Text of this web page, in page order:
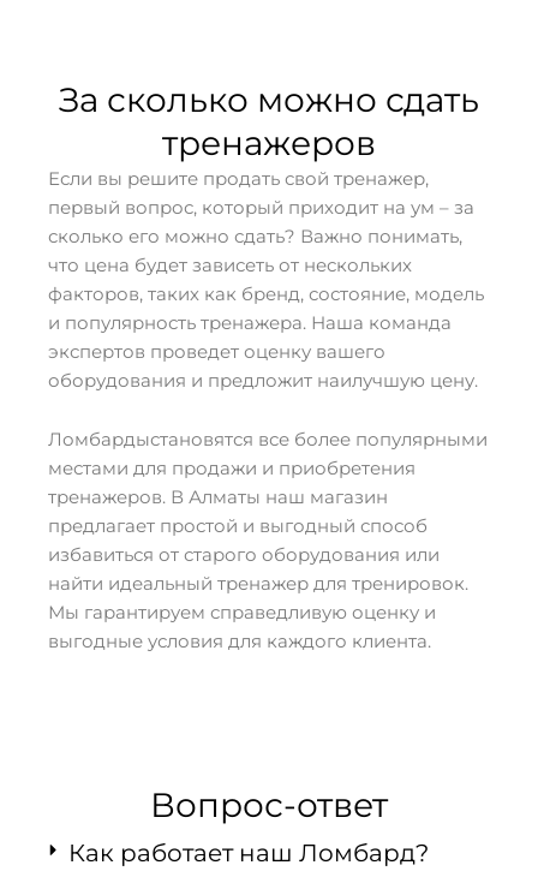
За сколько можно сдать
тренажеров
Если вы решите продать свой тренажер,
первый вопрос, который приходит на ум – за
сколько его можно сдать? Важно понимать,
что цена будет зависеть от нескольких
факторов, таких как бренд, состояние, модель
и популярность тренажера. Наша команда
экспертов проведет оценку вашего
оборудования и предложит наилучшую цену.
Ломбардыстановятся все более популярными
местами для продажи и приобретения
тренажеров. В Алматы наш магазин
предлагает простой и выгодный способ
избавиться от старого оборудования или
найти идеальный тренажер для тренировок.
Мы гарантируем справедливую оценку и
выгодные условия для каждого клиента.
Вопрос-ответ
Как работает наш Ломбард?